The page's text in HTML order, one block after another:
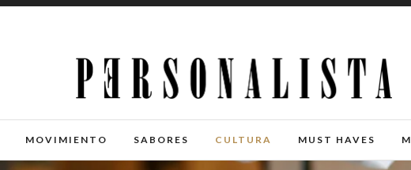
MOVIMIENTO SABORES CULTURA MUST HAVES